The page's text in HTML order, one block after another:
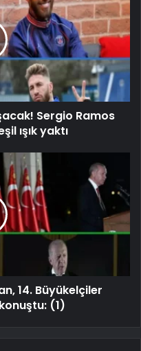
Sergio Ramos
ışık yaktı
14. Büyükelçiler
(1)